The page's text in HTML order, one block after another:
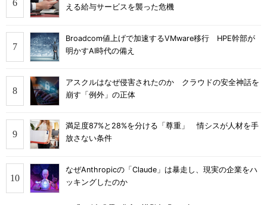
える給与サービスを襲った危機
Broadcom値上げで加速するVMware移行 HPE幹部が
明かすAI時代の備え
アスクルはなぜ侵害されたのか クラウドの安全神話を
崩す「例外」の正体
満足度87%と28%を分ける「尊重」 情シスが人材を手
放さない条件
なぜAnthropicの「Claude」は暴走し、現実の企業をハ
ッキングしたのか